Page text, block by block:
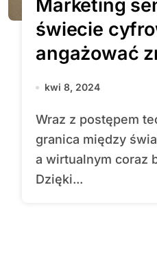
Marketing
świecie
angażować
wirtualnej
kwi 8, 2024
Wraz z postępem technologicznym,
granica między
a wirtualnym coraz
Dzięki...